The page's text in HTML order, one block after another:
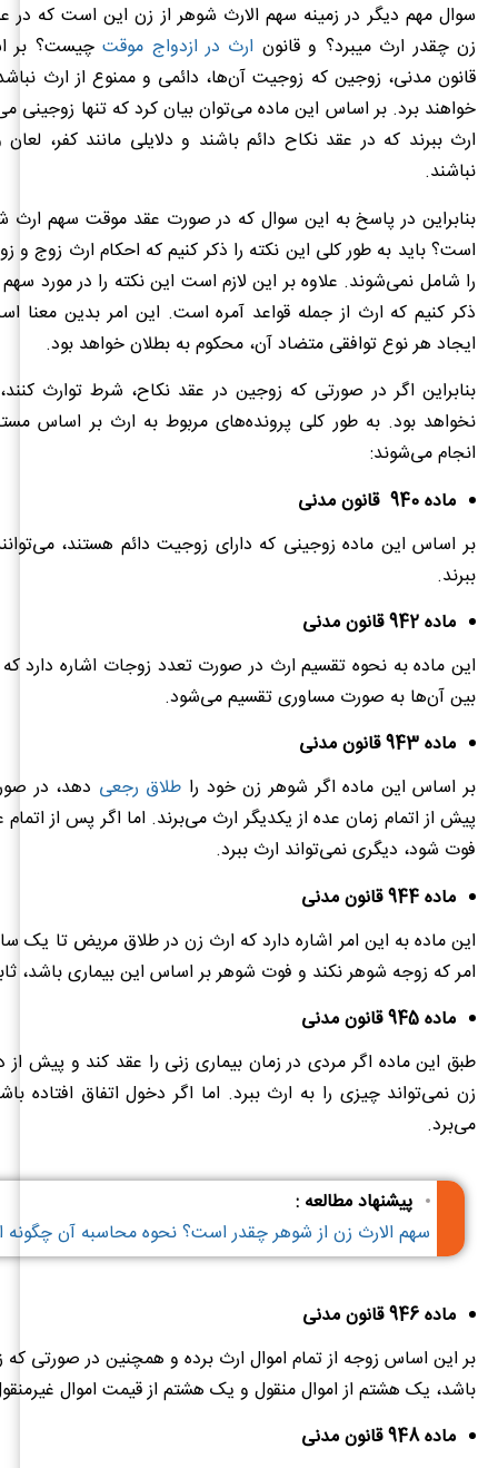
سوال مهم دیگر در زمینه سهم الارث شوهر از زن این است که در
زن چقدر ارث میبرد؟ و قانون ارث در ازدواج موقت
قانون مدنی، زوجین که زوجیت آن‌ها، دائمی و ممنوع از ارث
خواهند برد. بر اساس این ماده می‌توان بیان کرد که تنها زوجینی
ارث ببرند که در عقد نکاح دائم باشند و دلایلی مانند کفر،
نباشند.
بنابراین در پاسخ به این سوال که در صورت عقد موقت سهم ارث
است؟ باید به طور کلی این نکته را ذکر کنیم که احکام ارث زوج و
را شامل نمی‌شوند. علاوه بر این لازم است این نکته را در مورد
ذکر کنیم که ارث از جمله قواعد آمره است. این امر بدین
ایجاد هر نوع توافقی متضاد آن، محکوم به بطلان خواهد بود.
بنابراین اگر در صورتی که زوجین در عقد نکاح، شرط توارث
نخواهد بود. به طور کلی پرونده‌های مربوط به ارث بر اساس
انجام می‌شوند:
ماده 940 قانون مدنی
بر اساس این ماده زوجینی که دارای زوجیت دائم هستند،
ببرند.
ماده 942 قانون مدنی
این ماده به نحوه تقسیم ارث در صورت تعدد زوجات اشاره دارد که
بین آن‌ها به صورت مساوری تقسیم می‌شود.
ماده 943 قانون مدنی
بر اساس این ماده اگر شوهر زن خود را طلاق رجعی دهد، در
پیش از اتمام زمان عده از یکدیگر ارث می‌برند. اما اگر پس از
فوت شود، دیگری نمی‌تواند ارث ببرد.
ماده 944 قانون مدنی
این ماده به این امر اشاره دارد که ارث زن در طلاق مریض تا یک
امر که زوجه شوهر نکند و فوت شوهر بر اساس این بیماری باشد،
ماده 945 قانون مدنی
طبق این ماده اگر مردی در زمان بیماری زنی را عقد کند و پیش
زن نمی‌تواند چیزی را به ارث ببرد. اما اگر دخول اتفاق افتاده
می‌برد.
پیشنهاد مطالعه :
سهم الارث زن از شوهر چقدر است؟ نحوه محاسبه آن
ماده 946 قانون مدنی
بر این اساس زوجه از تمام اموال ارث برده و همچنین در صورتی که
باشد، یک هشتم از اموال منقول و یک هشتم از قیمت اموال
ماده 948 قانون مدنی